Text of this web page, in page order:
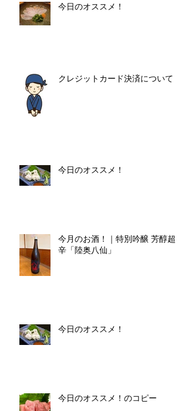
今日のオススメ！
クレジットカード決済について
今日のオススメ！
今月のお酒！｜特別吟醸 芳醇超
辛「陸奥八仙」
今日のオススメ！
今日のオススメ！のコピー